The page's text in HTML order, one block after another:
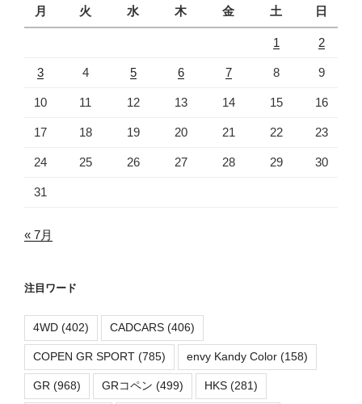
月
火 水 木 金 土 日
1 2
3 4 5 6 7 8 9
10 11 12 13 14 15 16
17 18 19 20 21 22 23
24 25 26 27 28 29 30
31
« 7月
注目ワード
4WD (402) CADCARS (406)
COPEN GR SPORT (785) envy Kandy Color (158)
GR (968) GRコペン (499) HKS (281)